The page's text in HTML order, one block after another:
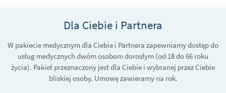
Dla Ciebie i Partnera
W pakiecie medycznym dla Ciebie i Partnera zapewniamy dostęp do
usług medycznych dwóm osobom dorosłym (od 18 do 66 roku
życia). Pakiet przeznaczony jest dla Ciebie i wybranej przez Ciebie
bliskiej osoby. Umowę zawieramy na rok.